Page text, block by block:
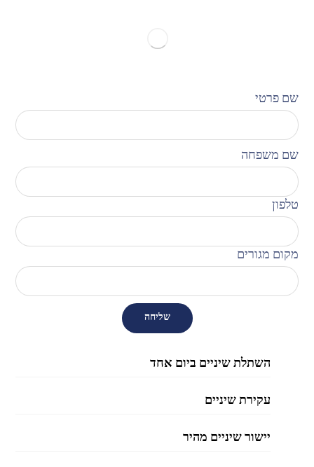
שם פרטי
שם משפחה
טלפון
מקום מגורים
השתלת שיניים ביום אחד
עקירת שיניים
יישור שיניים מהיר